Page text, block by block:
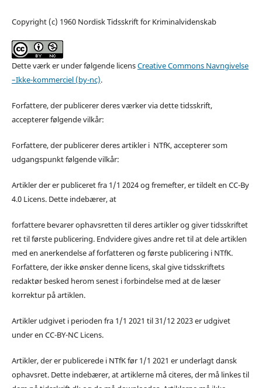
Copyright (c) 1960 Nordisk Tidsskrift for Kriminalvidenskab
Dette værk er under følgende licensCreative Commons Navngivelse
–Ikke-kommerciel (by-nc).
Forfattere, der publicerer deres værker via dette tidsskrift,
accepterer følgende vilkår:
Forfattere, der publicerer deres artikler i NTfK, accepterer som
udgangspunkt følgende vilkår:
Artikler der er publiceret fra 1/1 2024 og fremefter, er tildelt en CC-By
4.0 Licens. Dette indebærer, at
forfattere bevarer ophavsretten til deres artikler og giver tidsskriftet
ret til første publicering. Endvidere gives andre ret til at dele artiklen
med en anerkendelse af forfatteren og første publicering i NTfK.
Forfattere, der ikke ønsker denne licens, skal give tidsskriftets
redaktør besked herom senest i forbindelse med at de læser
korrektur på artiklen.
Artikler udgivet i perioden fra 1/1 2021 til 31/12 2023 er udgivet
under en CC-BY-NC Licens.
Artikler, der er publicerede i NTfK før 1/1 2021 er underlagt dansk
ophavsret. Dette indebærer, at artiklerne må citeres, der må linkes til